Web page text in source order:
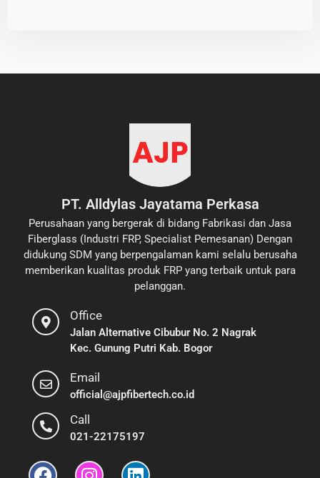
PT. Alldylas Jayatama Perkasa
Perusahaan yang bergerak di bidang Fabrikasi dan Jasa
Fiberglass (Industri FRP, Specialist Pemesanan) Dengan
didukung SDM yang berpengalaman kami selalu berusaha
memberikan kualitas produk FRP yang terbaik untuk para
pelanggan.
Office
Jalan Alternative Cibubur No. 2 Nagrak
Kec. Gunung Putri Kab. Bogor
Email
official@ajpfibertech.co.id
Call
021-22175197